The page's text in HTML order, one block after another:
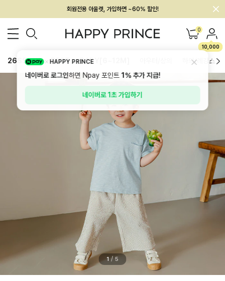
멤버십 최대 28,000원 혜택
0
10,000
26SS 신상 BEST BABY[6~12M] 하의/레깅스
1 / 5
HAPPY PRINCE
네이버로 로그인하면 Npay 포인트1%추가 지급!
네이버로 1초 가입하기